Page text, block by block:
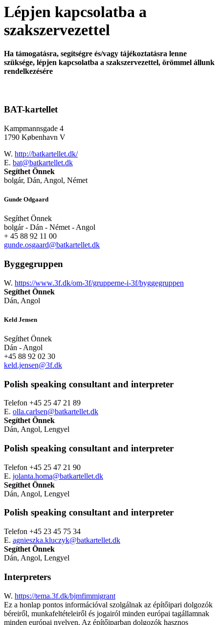
Lépjen kapcsolatba a
szakszervezettel
Ha támogatásra, segítségre és/vagy tájékoztatásra lenne
szüksége, lépjen kapcsolatba a szakszervezettel, örömmel állunk
rendelkezésére
BAT-kartellet
Kampmannsgade 4
1790 København V
W. http://batkartellet.dk/
E. bat@batkartellet.dk
Segíthet Önnek
bolgár, Dán, Angol, Német
Gunde Odgaard
Segíthet Önnek
bolgár - Dán - Német - Angol
+ 45 88 92 11 00
gunde.osgaard@batkartellet.dk
Byggegruppen
W. https://www.3f.dk/om-3f/grupperne-i-3f/byggegruppen
Segíthet Önnek
Dán, Angol
Keld Jensen
Segíthet Önnek
Dán - Angol
+45 88 92 02 30
keld.jensen@3f.dk
Polish speaking consultant and interpreter
Telefon +45 25 47 21 89
E. olla.carlsen@batkartellet.dk
Segíthet Önnek
Dán, Angol, Lengyel
Polish speaking consultant and interpreter
Telefon +45 25 47 21 90
E. jolanta.homa@batkartellet.dk
Segíthet Önnek
Dán, Angol, Lengyel
Polish speaking consultant and interpreter
Telefon +45 23 45 75 34
E. agnieszka.kluczyk@batkartellet.dk
Segíthet Önnek
Dán, Angol, Lengyel
Interpreters
W. https://tema.3f.dk/bjmfimmigrant
Ez a honlap pontos információval szolgálnak az építőipari dolgozók
béreiről, munkafeltételeiről és jogairól minden európai tagállamnak
minden európai nyelven. Az építőiparban dolgozók hasznos